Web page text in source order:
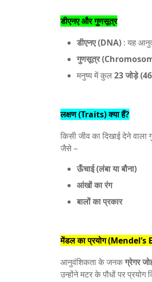
डीएनए और गुणसूत्र
डीएनए (DNA) : यह
गुणसूत्र
मनुष्य में कुल23 जोड़े
लक्षण (Traits) क्या हैं?
किसी जीव का दिखाई देने
जैसे –
ऊँचाई (लंबा या बौना)
आंखों का रंग
बालों का प्रकार
मेंडल का प्रयोग
आनुवंशिकता के जनकग्रेगर
उन्होंने मटर के पौधों पर प्रयोग